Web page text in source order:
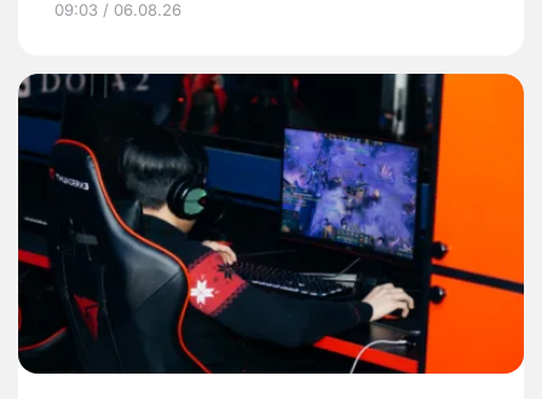
09:03 / 06.08.26